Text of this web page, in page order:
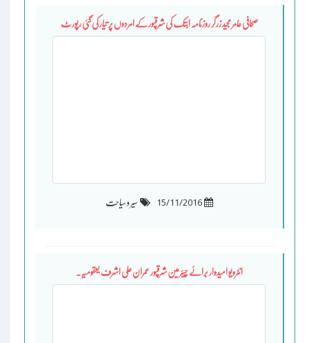
صحافی عامر مجید زرگر روزنامہ ابتک کی شرقپور کے امردوں پر تیار کی گئی رپورٹ
15/11/2016 سیر و سیاحت
انٹرویو امیدوار برائے چیئرمین شرقپور عمران علی اشرف یعقومیہ۔